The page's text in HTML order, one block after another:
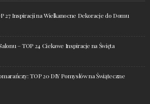
27 Inspiracji na Wielkanocne Dekoracje do Domu
– TOP 24 Ciekawe Inspiracje na Święta
TOP 20 DIY Pomysłów na Świąteczne